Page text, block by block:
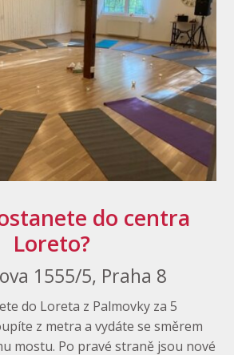
do centra
Loreto?
1555/5, Praha 8
do Loreta z Palmovky za 5
z metra a vydáte se směrem
mostu. Po pravé straně jsou nové